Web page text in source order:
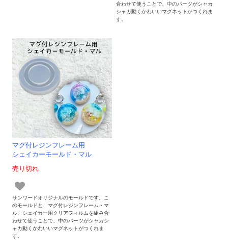
合わせて使うことで、中のパーツがシャカ
シャカ動くかわいいマグネットがつくれま
す。
マグ付レジンフレーム用
シェイカーモールド・マル
売り切れ
サンワードオリジナルのモールドです。こ
のモールドと、マグ付レジンフレーム・マ
ル、シェイカー用クリアフィルムを組み合
わせて使うことで、中のパーツがシャカシ
ャカ動くかわいいマグネットがつくれま
す。